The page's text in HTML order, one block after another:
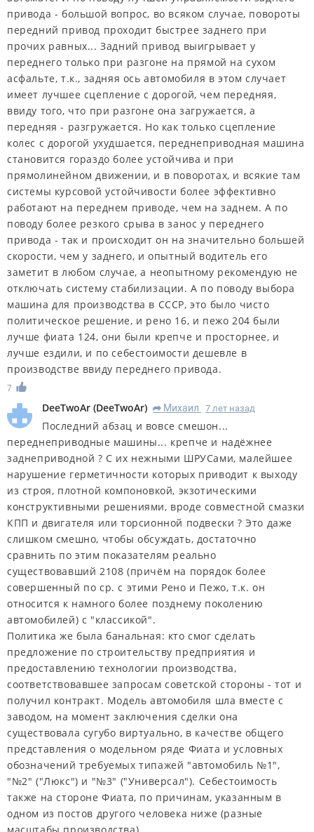
привода - большой вопрос, во всяком случае, повороты
передний привод проходит быстрее заднего при
прочих равных... Задний привод выигрывает у
переднего только при разгоне на прямой на сухом
асфальте, т.к., задняя ось автомобиля в этом случает
имеет лучшее сцепление с дорогой, чем передняя,
ввиду того, что при разгоне она загружается, а
передняя - разгружается. Но как только сцепление
колес с дорогой ухудшается, переднеприводная машина
становится гораздо более устойчива и при
прямолинейном движении, и в поворотах, и всякие там
системы курсовой устойчивости более эффективно
работают на переднем приводе, чем на заднем. А по
поводу более резкого срыва в занос у переднего
привода - так и происходит он на значительно большей
скорости, чем у заднего, и опытный водитель его
заметит в любом случае, а неопытному рекомендую не
отключать систему стабилизации. А по поводу выбора
машина для производства в СССР, это было чисто
политическое решение, и рено 16, и пежо 204 были
лучше фиата 124, они были крепче и просторнее, и
лучше ездили, и по себестоимости дешевле в
производстве ввиду переднего привода.
7
DeeTwoAr (DeeTwoAr) R Михаил 7 лет назад
Последний абзац и вовсе смешон...
переднеприводные машины... крепче и надёжнее
заднеприводной ? С их нежными ШРУСами, малейшее
нарушение герметичности которых приводит к выходу
из строя, плотной компоновкой, экзотическими
конструктивными решениями, вроде совместной смазки
КПП и двигателя или торсионной подвески ? Это даже
слишком смешно, чтобы обсуждать, достаточно
сравнить по этим показателям реально
существовавший 2108 (причём на порядок более
совершенный по ср. с этими Рено и Пежо, т.к. он
относится к намного более позднему поколению
автомобилей) с "классикой".
Политика же была банальная: кто смог сделать
предложение по строительству предприятия и
предоставлению технологии производства,
соответствовавшее запросам советской стороны - тот и
получил контракт. Модель автомобиля шла вместе с
заводом, на момент заключения сделки она
существовала сугубо виртуально, в качестве общего
представления о модельном ряде Фиата и условных
обозначений требуемых типажей "автомобиль №1",
"№2" ("Люкс") и "№3" ("Универсал"). Себестоимость
также на стороне Фиата, по причинам, указанным в
одном из постов другого человека ниже (разные